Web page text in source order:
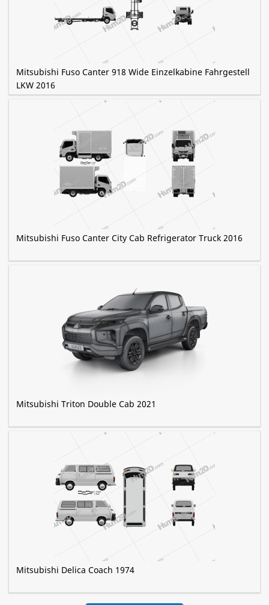
Mitsubishi Fuso Canter 918 Wide Einzelkabine Fahrgestell
LKW 2016
Mitsubishi Fuso Canter City Cab Refrigerator Truck 2016
Mitsubishi Triton Double Cab 2021
Mitsubishi Delica Coach 1974